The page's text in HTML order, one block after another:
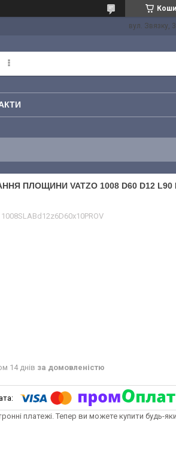
вул. Звязку,
ПЛОЩИНИ VATZO 1008 D60 D12 L90
1008SLABd12z6D60x10PROV
14 днів за домовленістю
платежі. Тепер ви можете купити будь-